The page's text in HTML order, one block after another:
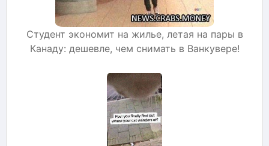
Студент экономит на жилье, летая на пары в
Канаду: дешевле, чем снимать в Ванкувере!